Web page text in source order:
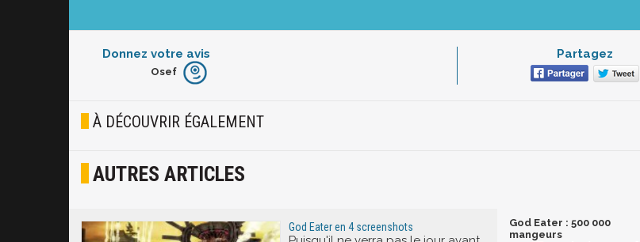
Donnez votre avis
Furieux
Joyeux
Osef
Partagez
À DÉCOUVRIR ÉGALEMENT
AUTRES ARTICLES
God Eater en 4 screenshots
God Eater : 500 000
mangeurs